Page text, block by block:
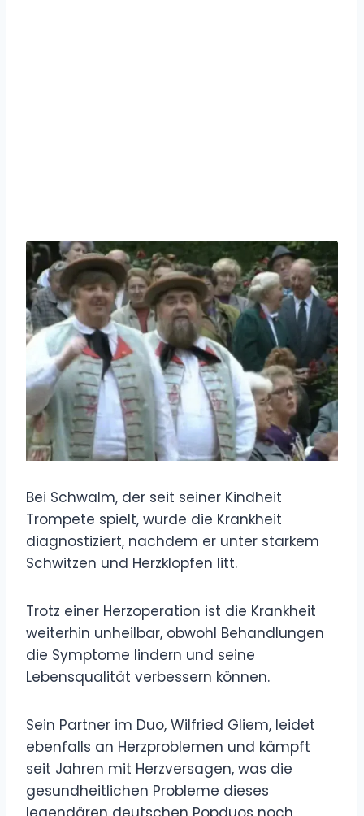
Bei Schwalm, der seit seiner Kindheit
Trompete spielt, wurde die Krankheit
diagnostiziert, nachdem er unter starkem
Schwitzen und Herzklopfen litt.
Trotz einer Herzoperation ist die Krankheit
weiterhin unheilbar, obwohl Behandlungen
die Symptome lindern und seine
Lebensqualität verbessern können.
Sein Partner im Duo, Wilfried Gliem, leidet
ebenfalls an Herzproblemen und kämpft
seit Jahren mit Herzversagen, was die
gesundheitlichen Probleme dieses